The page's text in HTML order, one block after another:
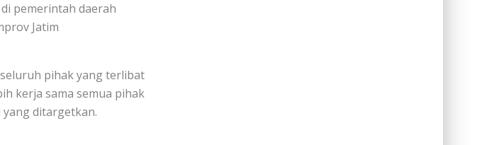
pemerintah daerah
Jatim
pihak yang terlibat
kerja sama semua pihak
ditargetkan.